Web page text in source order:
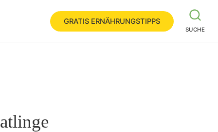
GRATIS ERNÄHRUNGSTIPPS
SUCHE